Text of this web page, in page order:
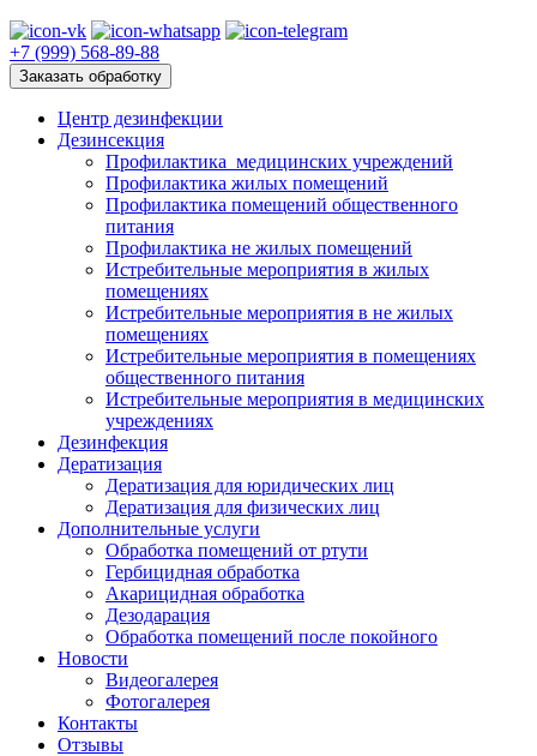
+7 (999) 568-89-88
Заказать обработку
Центр дезинфекции
Дезинсекция
Профилактика медицинских учреждений
Профилактика жилых помещений
Профилактика помещений общественного
питания
Профилактика не жилых помещений
Истребительные мероприятия в жилых
помещениях
Истребительные мероприятия в не жилых
помещениях
Истребительные мероприятия в помещениях
общественного питания
Истребительные мероприятия в медицинских
учреждениях
Дезинфекция
Дератизация
Дератизация для юридических лиц
Дератизация для физических лиц
Дополнительные услуги
Обработка помещений от ртути
Гербицидная обработка
Акарицидная обработка
Дезодарация
Обработка помещений после покойного
Новости
Видеогалерея
Фотогалерея
Контакты
Отзывы